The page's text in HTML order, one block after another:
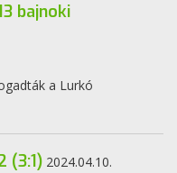
bajnoki
a Lurkó
(3:1) 2024.04.10.